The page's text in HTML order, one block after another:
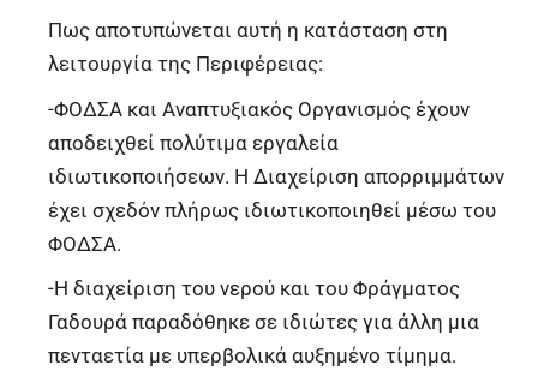
Πως αποτυπώνεται αυτή η κατάσταση στη
λειτουργία της Περιφέρειας:
-ΦΟΔΣΑ και Αναπτυξιακός Οργανισμός έχουν
αποδειχθεί πολύτιμα εργαλεία
ιδιωτικοποιήσεων. Η Διαχείριση απορριμμάτων
έχει σχεδόν πλήρως ιδιωτικοποιηθεί μέσω του
ΦΟΔΣΑ.
-Η διαχείριση του νερού και του Φράγματος
Γαδουρά παραδόθηκε σε ιδιώτες για άλλη μια
πενταετία με υπερβολικά αυξημένο τίμημα.